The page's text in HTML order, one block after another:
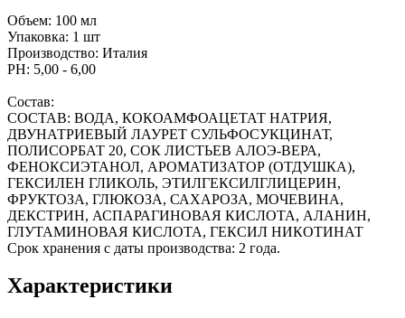
Объем: 100 мл
Упаковка: 1 шт
Производство: Италия
PH: 5,00 - 6,00
Состав:
СОСТАВ: ВОДА, КОКОАМФОАЦЕТАТ НАТРИЯ,
ДВУНАТРИЕВЫЙ ЛАУРЕТ СУЛЬФОСУКЦИНАТ,
ПОЛИСОРБАТ 20, СОК ЛИСТЬЕВ АЛОЭ-ВЕРА,
ФЕНОКСИЭТАНОЛ, АРОМАТИЗАТОР (ОТДУШКА),
ГЕКСИЛЕН ГЛИКОЛЬ, ЭТИЛГЕКСИЛГЛИЦЕРИН,
ФРУКТОЗА, ГЛЮКОЗА, САХАРОЗА, МОЧЕВИНА,
ДЕКСТРИН, АСПАРАГИНОВАЯ КИСЛОТА, АЛАНИН,
ГЛУТАМИНОВАЯ КИСЛОТА, ГЕКСИЛ НИКОТИНАТ
Срок хранения с даты производства: 2 года.
Характеристики